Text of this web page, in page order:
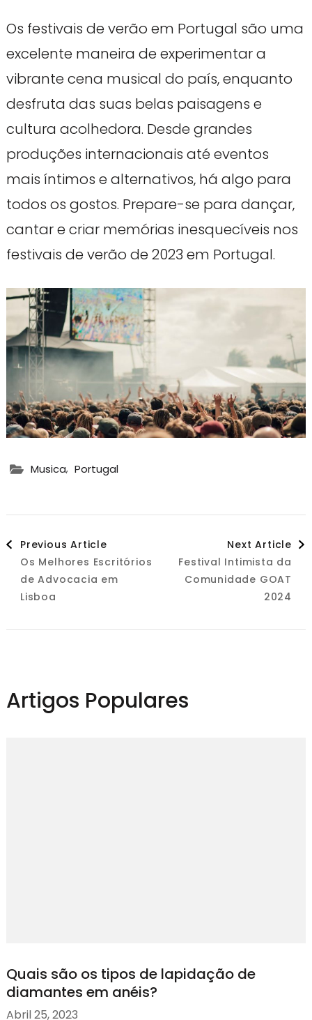
Os festivais de verão em Portugal são uma
excelente maneira de experimentar a
vibrante cena musical do país, enquanto
desfruta das suas belas paisagens e
cultura acolhedora. Desde grandes
produções internacionais até eventos
mais íntimos e alternativos, há algo para
todos os gostos. Prepare-se para dançar,
cantar e criar memórias inesquecíveis nos
festivais de verão de 2023 em Portugal.
Musica, Portugal
Post
Navigation
Previous Article
Os Melhores Escritórios
de Advocacia em
Lisboa
Next Article
Festival Intimista da
Comunidade GOAT
2024
Artigos Populares
Quais são os tipos de lapidação de
diamantes em anéis?
Abril 25, 2023